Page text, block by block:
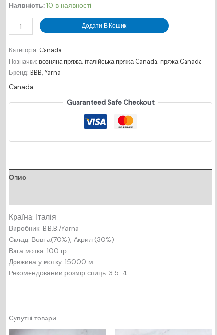
Наявність: 10 в наявності
Canada
-
№8245
кількість
Додати В Кошик
Категорія: Canada
Позначки: вовняна пряжа, італійська пряжа Canada, пряжа Canada
Бренд: BBB, Yarna
Canada
Guaranteed Safe Checkout
Опис
Країна: Італія
Виробник: B.B.B./Yarna
Склад: Вовна(70%), Акрил (30%)
Вага мотка: 100 гр.
Довжина у мотку: 150.00 м.
Рекомендований розмір спиць: 3.5-4
Супутні товари